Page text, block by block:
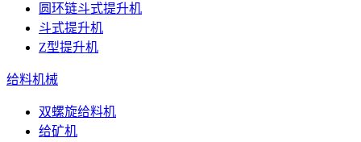
圆环链斗式提升机
斗式提升机
Z型提升机
给料机械
双螺旋给料机
给矿机